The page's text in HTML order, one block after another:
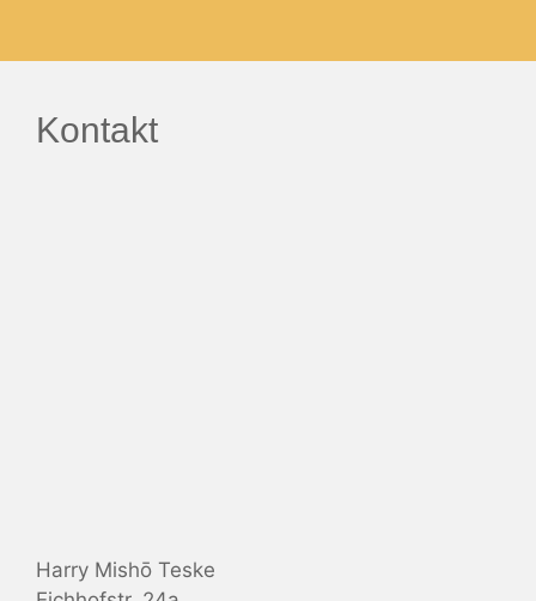
Kontakt
Harry Mishō Teske